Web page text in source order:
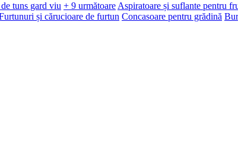
tuns gard viu + 9 următoare Aspiratoare și suflante pentru
și cărucioare de furtun Concasoare pentru grădină